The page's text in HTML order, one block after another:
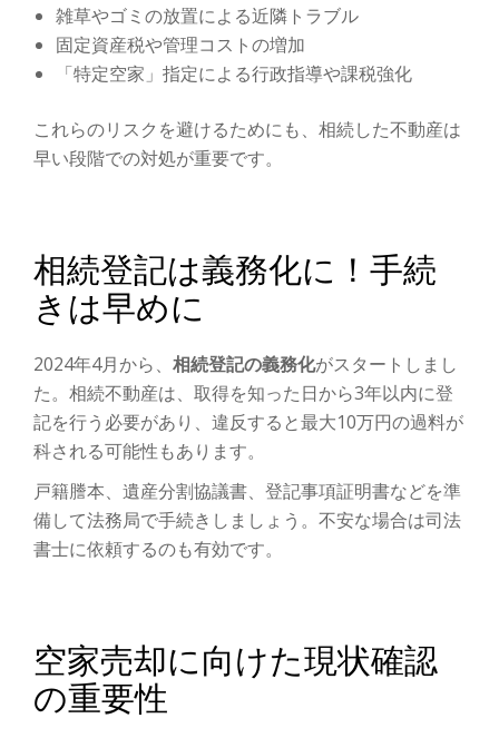
雑草やゴミの放置による近隣トラブル
固定資産税や管理コストの増加
「特定空家」指定による行政指導や課税強化
これらのリスクを避けるためにも、相続した不動産は
早い段階での対処が重要です。
相続登記は義務化に！手続
きは早めに
2024年4月から、 相続登記の義務化がスタートしまし
た。相続不動産は、取得を知った日から3年以内に登
記を行う必要があり、違反すると最大10万円の過料が
科される可能性もあります。
戸籍謄本、遺産分割協議書、登記事項証明書などを準
備して法務局で手続きしましょう。不安な場合は司法
書士に依頼するのも有効です。
空家売却に向けた現状確認
の重要性